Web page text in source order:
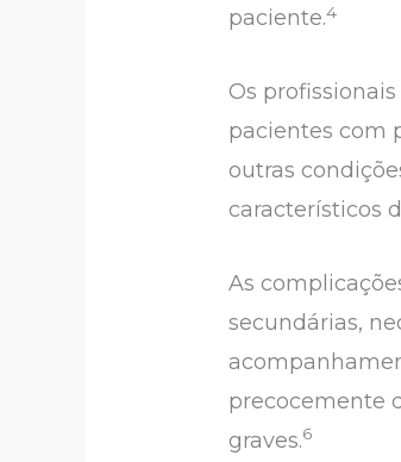
paciente.4
Os
pacientes com
outras
característicos
As
secundárias,
precocemente
graves.6